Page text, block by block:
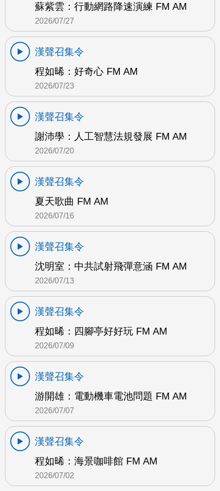
蘇紫雲：行動網路降速演練 FM AM
2026/07/27
漢聲召集令
程如晞：好奇心 FM AM
2026/07/23
漢聲召集令
謝沛學：人工智慧法規發展 FM AM
2026/07/20
漢聲召集令
夏天歌曲 FM AM
2026/07/16
漢聲召集令
沈明室：中共試射飛彈意涵 FM AM
2026/07/13
漢聲召集令
程如晞：四腳亭好好玩 FM AM
2026/07/09
漢聲召集令
游開雄：電動機車電池問題 FM AM
2026/07/07
漢聲召集令
程如晞：海景咖啡館 FM AM
2026/07/02